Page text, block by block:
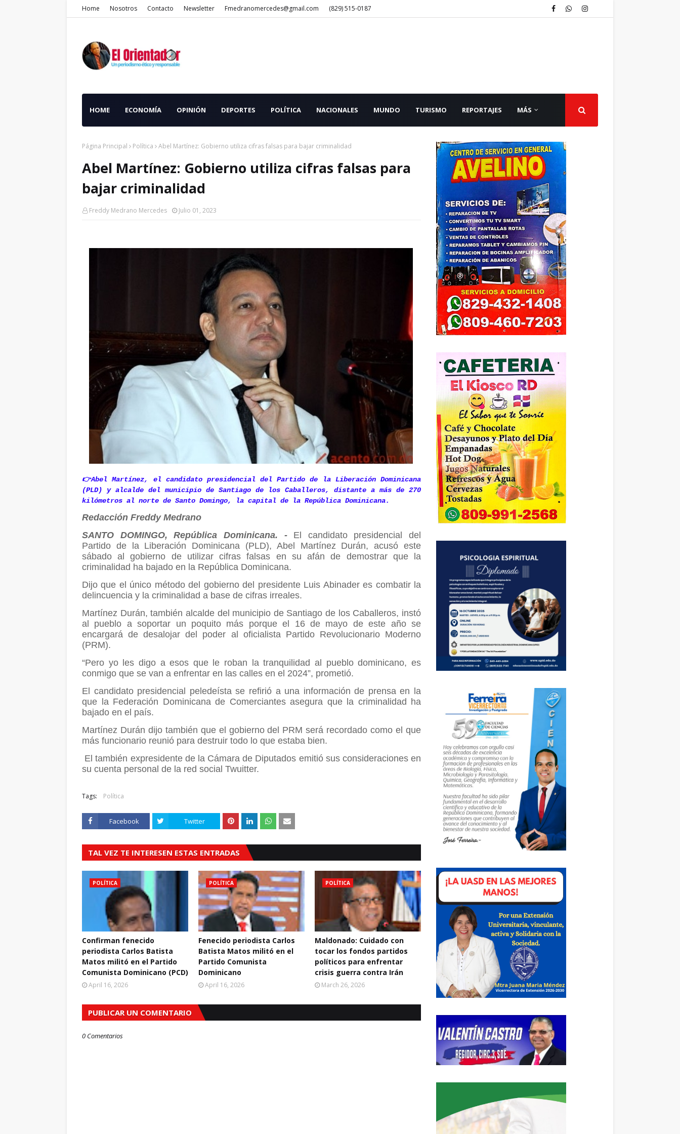
Home Nosotros Contacto Newsletter Fmedranomercedes@gmail.com (829) 515-0187
HOME ECONOMÍA OPINIÓN DEPORTES POLÍTICA NACIONALES MUNDO TURISMO REPORTAJES MÁS
Página Principal Política Abel Martínez: Gobierno utiliza cifras falsas para bajar criminalidad
Abel Martínez: Gobierno utiliza cifras falsas para
bajar criminalidad
Freddy Medrano Mercedes Julio 01, 2023
👉Abel Martínez, el candidato presidencial del Partido de la Liberación Dominicana
(PLD) y alcalde del municipio de Santiago de los Caballeros, distante a más de 270
kilómetros al norte de Santo Domingo, la capital de la República Dominicana.
Redacción Freddy Medrano
SANTO DOMINGO, República Dominicana. -El candidato presidencial del
Partido de la Liberación Dominicana (PLD), Abel Martínez Durán, acusó este
sábado al gobierno de utilizar cifras falsas en su afán de demostrar que la
criminalidad ha bajado en la República Dominicana.
Dijo que el único método del gobierno del presidente Luis Abinader es combatir la
delincuencia y la criminalidad a base de cifras irreales.
Martínez Durán, también alcalde del municipio de Santiago de los Caballeros, instó
al pueblo a soportar un poquito más porque el 16 de mayo de este año se
encargará de desalojar del poder al oficialista Partido Revolucionario Moderno
(PRM).
“Pero yo les digo a esos que le roban la tranquilidad al pueblo dominicano, es
conmigo que se van a enfrentar en las calles en el 2024”, prometió.
El candidato presidencial peledeísta se refirió a una información de prensa en la
que la Federación Dominicana de Comerciantes asegura que la criminalidad ha
bajado en el país.
Martínez Durán dijo también que el gobierno del PRM será recordado como el que
más funcionario reunió para destruir todo lo que estaba bien.
El también expresidente de la Cámara de Diputados emitió sus consideraciones en
su cuenta personal de la red social Twuitter.
Tags: Política
Facebook Twitter
TAL VEZ TE INTERESEN ESTAS ENTRADAS
POLÍTICA
Confirman fenecido
periodista Carlos Batista
Matos militó en el Partido
Comunista Dominicano (PCD)
April 16, 2026
POLÍTICA
Fenecido periodista Carlos
Batista Matos militó en el
Partido Comunista
Dominicano
April 16, 2026
POLÍTICA
Maldonado: Cuidado con
tocar los fondos partidos
políticos para enfrentar
crisis guerra contra Irán
March 26, 2026
PUBLICAR UN COMENTARIO
0 Comentarios